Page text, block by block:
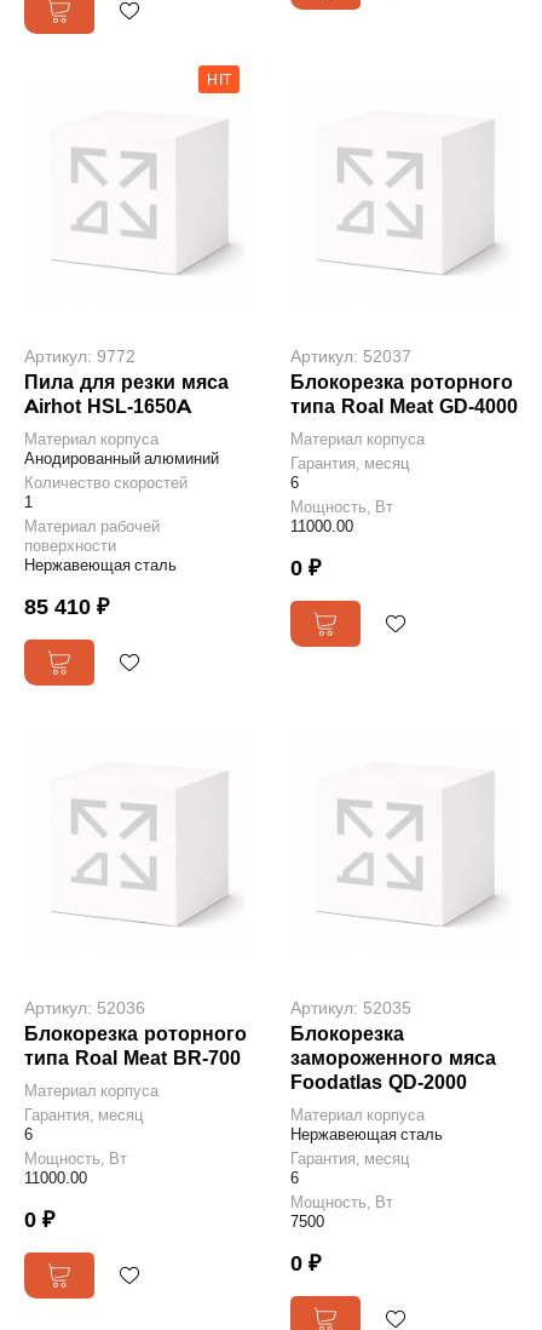
HIT
Артикул: 9772
Пила для резки мяса
Airhot HSL-1650A
Материал корпуса
Анодированный алюминий
Количество скоростей
1
Материал рабочей
поверхности
Нержавеющая сталь
85 410 ₽
Артикул: 52037
Блокорезка роторного
типа Roal Meat GD-4000
Материал корпуса
Гарантия, месяц
6
Мощность, Вт
11000.00
0 ₽
Артикул: 52036
Блокорезка роторного
типа Roal Meat BR-700
Материал корпуса
Гарантия, месяц
6
Мощность, Вт
11000.00
0 ₽
Артикул: 52035
Блокорезка
замороженного мяса
Foodatlas QD-2000
Материал корпуса
Нержавеющая сталь
Гарантия, месяц
6
Мощность, Вт
7500
0 ₽